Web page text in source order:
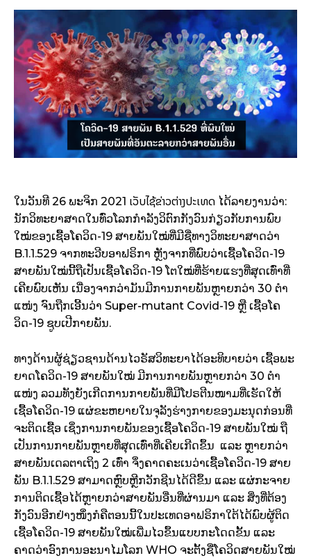
ໃນວັນທີ 26 ພະຈິກ 2021 ເວັບໄຊ້ຂ່າວຕ່າງປະເທດ ໄດ້ລາຍງານວ່າ:
ນັກວິທະຍາສາດໃນທົ່ວໂລກກໍາລັງວິຕົກກັງວົນກ່ຽວກັບການພົບ
ໃໝ່ຂອງເຊື້ອໂຄວິດ-19 ສາຍພັນໃໝ່ທີ່ມີຊື່ທາງວິທະຍາສາດວ່າ
B.1.1.529 ຈາກທະວີບອາຟຣິກາ ຫຼັງຈາກທີ່ພົບວ່າເຊື້ອໂຄວິດ-19
ສາຍພັນໃໝ່ນີ້ຖືເປັນເຊື້ອໂຄວິດ-19 ໂຕໃໝ່ທີ່ຮ້າຍແຮງທີ່ສຸດເທົ່າທີ່
ເຄີຍພົບເຫັນ ເນື່ອງຈາກວ່າມັນມີການກາຍພັນຫຼາຍກວ່າ 30 ຕໍາ
ແໜ່ງ ຈົນຖືກເອີ້ນວ່າ Super-mutant Covid-19 ຫຼື ເຊື້ອໂຄ
ວິດ-19 ຊູບເປີກາຍພັນ.
ທາງດ້ານຜູ້ຊ່ຽວຊານດ້ານໄວຣັສວິທະຍາໄດ້ອະທິບາຍວ່າ ເຊື້ອພະ
ຍາດໂຄວິດ-19 ສາຍພັນໃໝ່ ມີການກາຍພັນຫຼາຍກວ່າ 30 ຕໍາ
ແໜ່ງ ລວມທັງຍັງເກີດການກາຍພັນທີ່ມີໂປຣຕີນໜາມທີ່ເຮັດໃຫ້
ເຊື້ອໂຄວິດ-19 ແຜ່ຂະຫຍາຍໃນຈຸລັງຮ່າງກາຍຂອງມະນຸດກ່ອນທີ່
ຈະຕິດເຊື້ອ ເຊິ່ງການກາຍພັນຂອງເຊື້ອໂຄວິດ-19 ສາຍພັນໃໝ່ ຖື
ເປັນການກາຍພັນຫຼາຍທີ່ສຸດເທົ່າທີ່ເຄີຍເກີດຂຶ້ນ ແລະ ຫຼາຍກວ່າ
ສາຍພັນເດລຕາເຖິງ 2 ເທົ່າ ຈຶ່ງຄາດຄະເນວ່າເຊື້ອໂຄວິດ-19 ສາຍ
ພັນ B.1.1.529 ສາມາດຫຼົບຫຼີກວັກຊີນໄດ້ດີຂຶ້ນ ແລະ ແຜ່ກະຈາຍ
ການຕິດເຊື້ອໄດ້ຫຼາຍກວ່າສາຍພັນອື່ນທີ່ຜ່ານມາ ແລະ ສິ່ງທີ່ຕ້ອງ
ກັງວົນອີກຢ່າງໜຶ່ງກໍຄືຕອນນີ້ໃນປະເທດອາຟຣິກາໃຕ້ໄດ້ພົບຜູ້ຕິດ
ເຊື້ອໂຄວິດ-19 ສາຍພັນໃໝ່ເພີ່ມໄວຂຶ້ນແບບກະໂດດຂັ້ນ ແລະ
ຄາດວ່າອົງການອະນາໄມໂລກ WHO ຈະຕັ້ງຊື່ໂຄວິດສາຍພັນໃໝ່